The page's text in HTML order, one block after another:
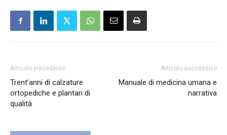
Articolo precedente
Trent’anni di calzature
ortopediche e plantari di
qualità
Articolo successivo
Manuale di medicina umana e
narrativa